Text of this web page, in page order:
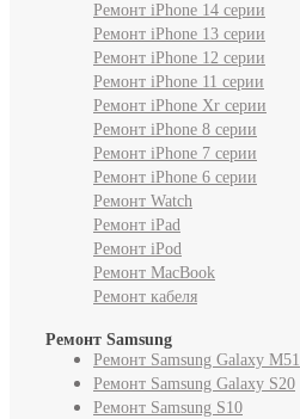
Ремонт iPhone 14 серии
Ремонт iPhone 13 серии
Ремонт iPhone 12 серии
Ремонт iPhone 11 серии
Ремонт iPhone Xr серии
Ремонт iPhone 8 серии
Ремонт iPhone 7 серии
Ремонт iPhone 6 серии
Ремонт Watch
Ремонт iPad
Ремонт iPod
Ремонт MacBook
Ремонт кабеля
Ремонт Samsung
Ремонт Samsung Galaxy M51
Ремонт Samsung Galaxy S20
Ремонт Samsung S10